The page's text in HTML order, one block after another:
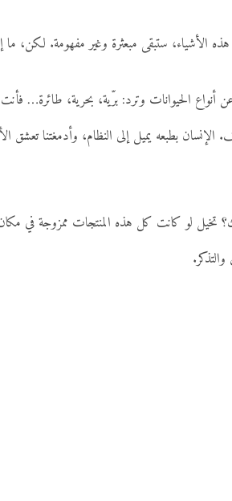
ستبقى مبعثرة وغير مفهومة. لكن، ما إن
الحيوانات وترد: برّية، بحرية، طائرة…
بطبعه يميل إلى النظام، وأدمغتنا تعشق
تخيل لو كانت كل هذه المنتجات ممزوجة